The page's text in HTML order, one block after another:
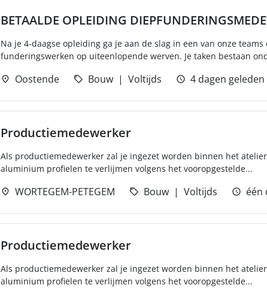
BETAALDE OPLEIDING
Na je 4-daagse opleiding ga je aan de slag in een van onze
funderingswerken op uiteenlopende werven. Je taken bestaan
Oostende Bouw Voltijds 4 dagen geleden
Productiemedewerker
Als productiemedewerker zal je ingezet worden binnen het
aluminium profielen te verlijmen volgens het vooropgestelde...
WORTEGEM-PETEGEM Bouw Voltijds één
Productiemedewerker
Als productiemedewerker zal je ingezet worden binnen het
aluminium profielen te verlijmen volgens het vooropgestelde...